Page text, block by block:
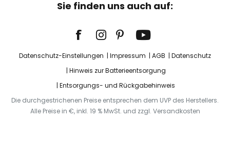
Sie finden uns auch auf:
Datenschutz-Einstellungen Impressum AGB
Datenschutz
Hinweis zur Batterieentsorgung
Entsorgungs- und Rückgabehinweis
Die durchgestrichenen Preise entsprechen dem UVP des Herstellers.
Alle Preise in €, inkl. 19 % MwSt. und zzgl. Versandkosten